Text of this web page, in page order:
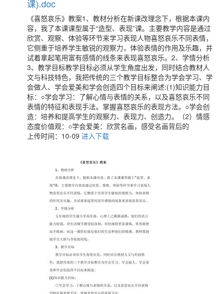
课).doc
《喜怒哀乐》教案1、教材分析在新课改理念下，根据本课内
容，我了本课课型属于“造型、表现”课。主要教学内容是通过
欣赏、观察、体验等环节来学习表现人物喜怒哀乐不同表情，
它侧重于培养学生敏锐的观察力，体验表情的作用及乐趣，并
试着拿起笔用富有感情的线条来表现喜怒哀乐。2、学情分析
3、教学目标教学目标必须从学生角度出发，同时结合教材人
文与科技特色，我把传统的三个教学目标整合为学会学习、学
会做人、学会爱美和学会创造四个目标来阐述:(1)知识能力目
标：○学会学习：了解心情与表情的关系，以及喜怒哀乐不同
表情的特征和表现手法。掌握喜怒哀乐的表现方法。○学会创
造：培养和提高学生的观察力、表现力、创造力。（2）情感
态度价值观：○学会爱美：欣赏名画，感受名画背后的
上传时间：10-09 进入下载